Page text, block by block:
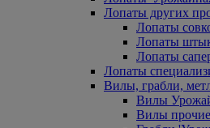
Лопаты других
Лопаты
Лопаты
Лопаты
Лопаты
Вилы, грабли,
Вилы
Вилы прочие